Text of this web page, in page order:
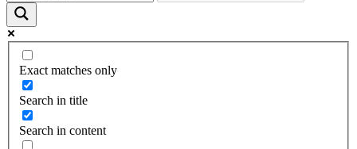
Exact matches only
Search in title
Search in content